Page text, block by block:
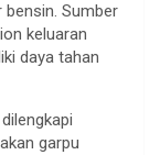
Sumber
keluaran
daya tahan
garpu